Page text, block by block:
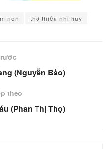
non thơ thiếu nhi hay
(Nguyễn Bảo)
theo
(Phan Thị Thọ)